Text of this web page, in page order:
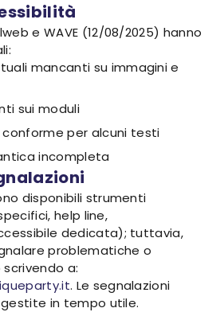
e WAVE (12/08/2025) hanno
mancanti su immagini e
sui moduli
per alcuni testi
incompleta
disponibili strumenti
help line,
dedicata); tuttavia,
problematiche o
a:
. Le segnalazioni
in tempo utile.